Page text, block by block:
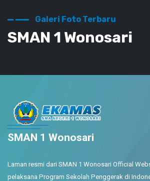
Galeri Foto Terbaru
SMAN 1 Wonosari
SMAN 1 Wonosari
Laman resmi dari SMAN 1 Wonosari Official
pelaksana Program Sekolah Penggerak di